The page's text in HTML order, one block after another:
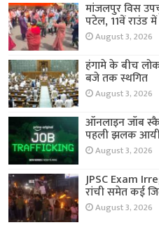
मांजलपुर विस
पटेल, 11वें राउंड
August 3, 2026
हंगामे के बीच
बजे तक स्थगित
August 3, 2026
ऑनलाइन जॉब
पहली झलक
August 3, 2026
JPSC Exam
रांची समेत कई
August 3, 2026